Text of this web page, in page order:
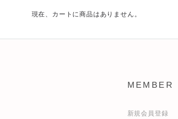
現在、カートに商品はありません。
MEMBER
新規会員登録